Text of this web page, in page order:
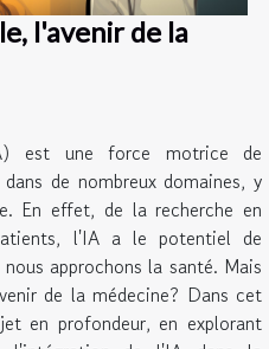
l'avenir de la
est une force motrice de
de nombreux domaines, y
En effet, de la recherche en
l'IA a le potentiel de
approchons la santé. Mais
de la médecine? Dans cet
en profondeur, en explorant